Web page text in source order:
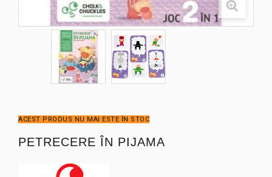
ACEST PRODUS NU MAI ESTE ÎN STOC
PETRECERE ÎN PIJAMA